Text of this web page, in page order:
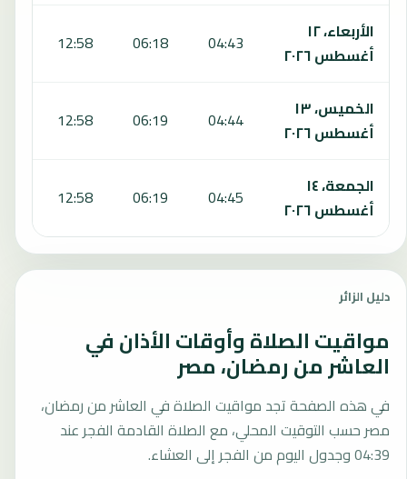
الأربعاء، ١٢
أغسطس ٢٠٢٦
04:43
06:18
12:58
الخميس، ١٣
أغسطس ٢٠٢٦
04:44
06:19
12:58
الجمعة، ١٤
أغسطس ٢٠٢٦
04:45
06:19
12:58
دليل الزائر
مواقيت الصلاة وأوقات الأذان في
العاشر من رمضان، مصر
في هذه الصفحة تجد مواقيت الصلاة في العاشر من رمضان،
مصر حسب التوقيت المحلي، مع الصلاة القادمة الفجر عند
04:39 وجدول اليوم من الفجر إلى العشاء.